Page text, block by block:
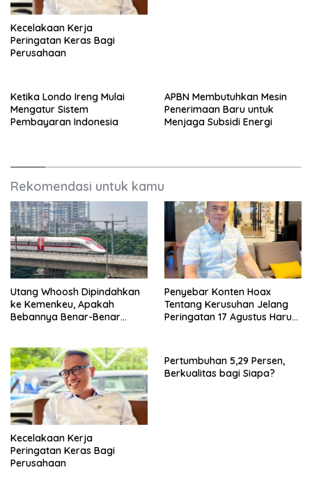
Kecelakaan Kerja
Peringatan Keras Bagi
Perusahaan
Ketika Londo Ireng Mulai
Mengatur Sistem
Pembayaran Indonesia
APBN Membutuhkan Mesin
Penerimaan Baru untuk
Menjaga Subsidi Energi
Rekomendasi untuk kamu
Utang Whoosh Dipindahkan
ke Kemenkeu, Apakah
Bebannya Benar-Benar
Penyebar Konten Hoax
Tentang Kerusuhan Jelang
Peringatan 17 Agustus Harus
Kecelakaan Kerja
Peringatan Keras Bagi
Perusahaan
Pertumbuhan 5,29 Persen,
Berkualitas bagi Siapa?